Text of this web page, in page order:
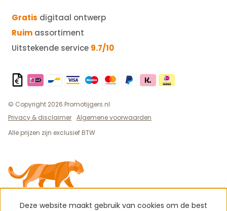
Gratis digitaal ontwerp
Ruim assortiment
Uitstekende service 9.7/10
© Copyright 2026 Promotijgers.nl
Privacy & disclaimer Algemene voorwaarden
Alle prijzen zijn exclusief BTW
Deze website maakt gebruik van cookies om de best